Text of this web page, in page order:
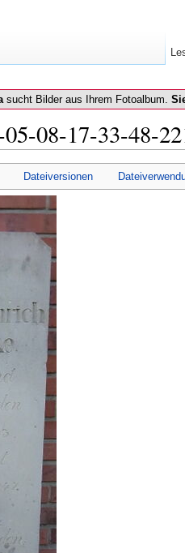
sucht Bilder aus Ihrem Fotoalbum.
08-17-33-48-
Dateiversionen